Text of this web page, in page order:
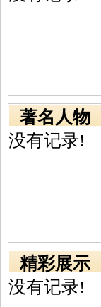
著名人物
没有记录!
精彩展示
没有记录!